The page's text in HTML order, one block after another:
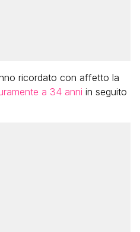
ricordato con affetto la
a 34 anni in seguito